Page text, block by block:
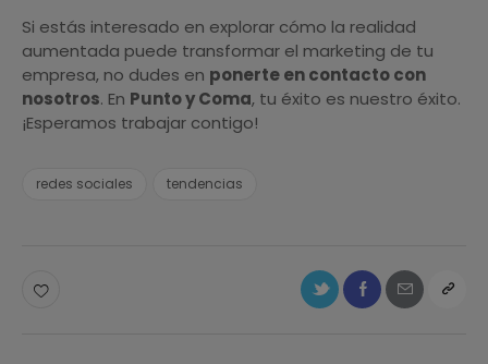
Si estás interesado en explorar cómo la realidad
aumentada puede transformar el marketing de tu
empresa, no dudes en ponerte en contacto con
nosotros. En Punto y Coma, tu éxito es nuestro éxito.
¡Esperamos trabajar contigo!
redes sociales tendencias